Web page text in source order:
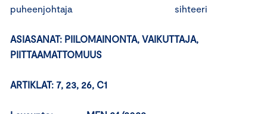
puheenjohtaja sihteeri
ASIASANAT: PIILOMAINONTA, VAIKUTTAJA,
PIITTAAMATTOMUUS
ARTIKLAT: 7, 23, 26, C1